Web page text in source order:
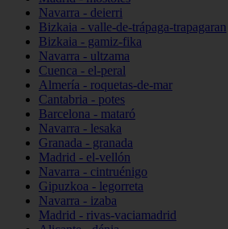
Navarra - deierri
Bizkaia - valle-de-trápaga-trapagaran
Bizkaia - gamiz-fika
Navarra - ultzama
Cuenca - el-peral
Almería - roquetas-de-mar
Cantabria - potes
Barcelona - mataró
Navarra - lesaka
Granada - granada
Madrid - el-vellón
Navarra - cintruénigo
Gipuzkoa - legorreta
Navarra - izaba
Madrid - rivas-vaciamadrid